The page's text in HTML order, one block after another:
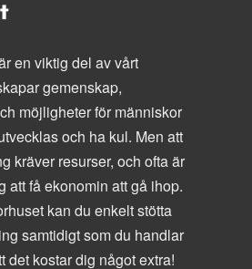
en viktig del av vårt
gemenskap,
möjligheter för människor
och ha kul. Men att
kräver resurser, och ofta är
att få ekonomin att gå ihop.
kan du enkelt stötta
samtidigt som du handlar
det kostar dig något extra!